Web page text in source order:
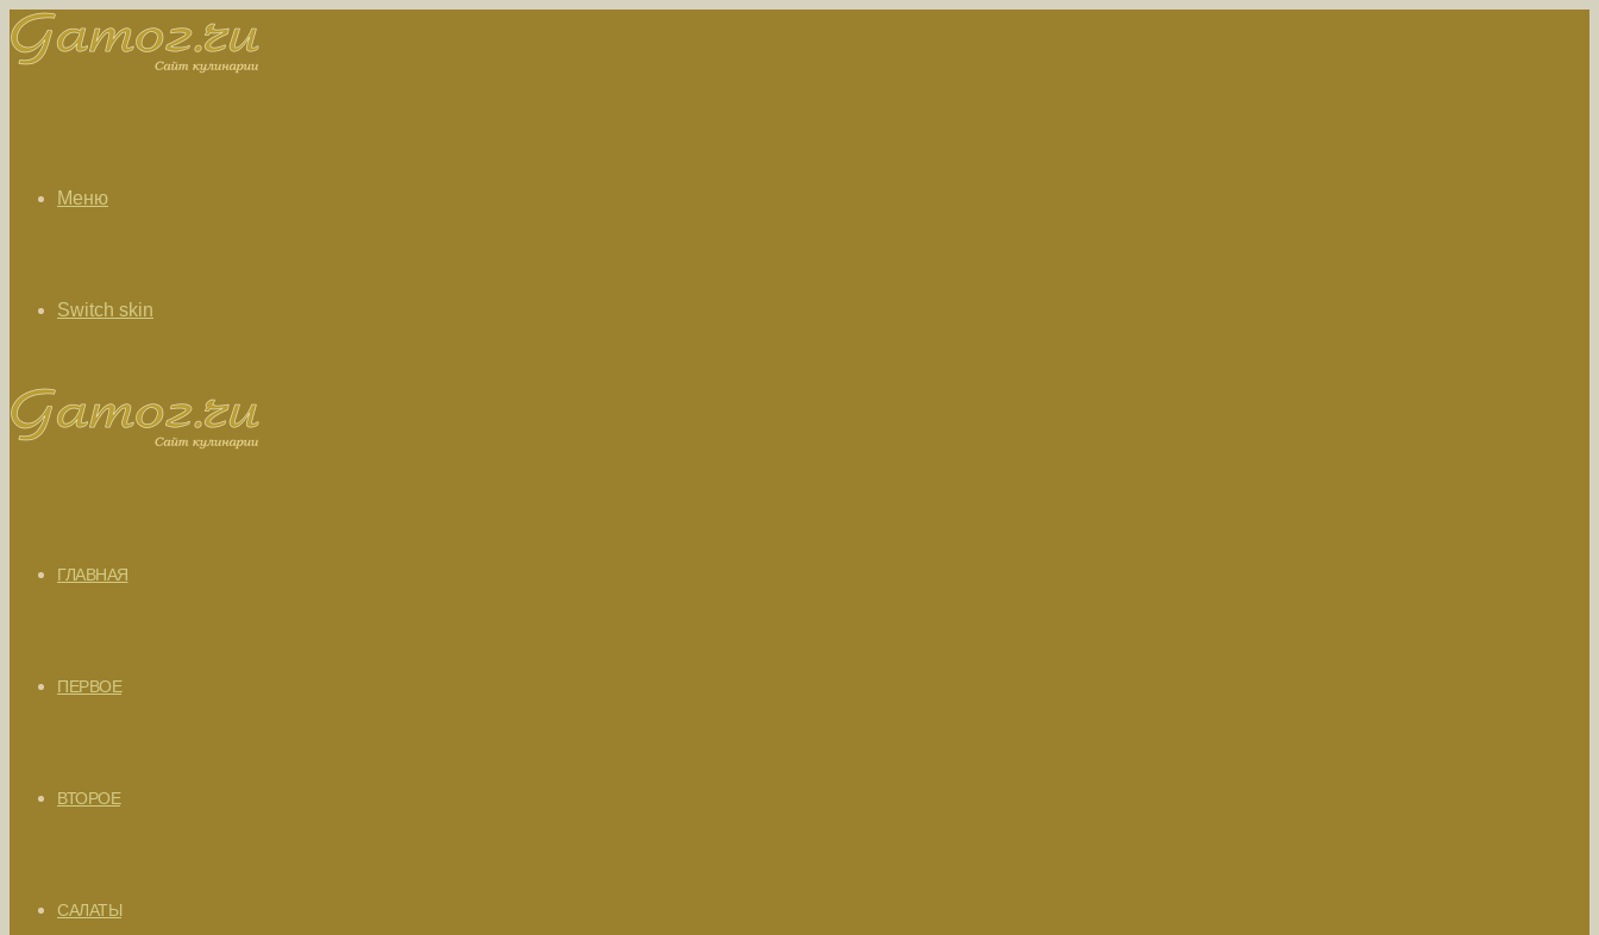
Меню
Switch skin
ГЛАВНАЯ
ПЕРВОЕ
ВТОРОЕ
САЛАТЫ